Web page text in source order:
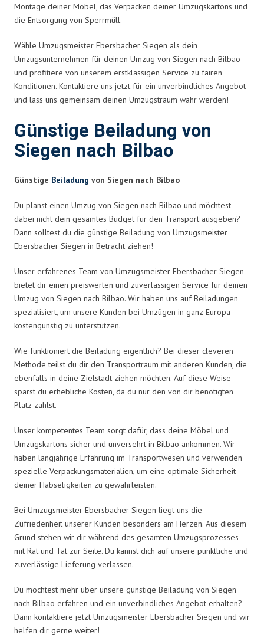
Montage deiner Möbel, das Verpacken deiner Umzugskartons und
die Entsorgung von Sperrmüll.
Wähle Umzugsmeister Ebersbacher Siegen als dein
Umzugsunternehmen für deinen Umzug von Siegen nach Bilbao
und profitiere von unserem erstklassigen Service zu fairen
Konditionen. Kontaktiere uns jetzt für ein unverbindliches Angebot
und lass uns gemeinsam deinen Umzugstraum wahr werden!
Günstige Beiladung von
Siegen nach Bilbao
Günstige Beiladung von Siegen nach Bilbao
Du planst einen Umzug von Siegen nach Bilbao und möchtest
dabei nicht dein gesamtes Budget für den Transport ausgeben?
Dann solltest du die günstige Beiladung von Umzugsmeister
Ebersbacher Siegen in Betracht ziehen!
Unser erfahrenes Team von Umzugsmeister Ebersbacher Siegen
bietet dir einen preiswerten und zuverlässigen Service für deinen
Umzug von Siegen nach Bilbao. Wir haben uns auf Beiladungen
spezialisiert, um unsere Kunden bei Umzügen in ganz Europa
kostengünstig zu unterstützen.
Wie funktioniert die Beiladung eigentlich? Bei dieser cleveren
Methode teilst du dir den Transportraum mit anderen Kunden, die
ebenfalls in deine Zielstadt ziehen möchten. Auf diese Weise
sparst du erhebliche Kosten, da du nur den von dir benötigten
Platz zahlst.
Unser kompetentes Team sorgt dafür, dass deine Möbel und
Umzugskartons sicher und unversehrt in Bilbao ankommen. Wir
haben langjährige Erfahrung im Transportwesen und verwenden
spezielle Verpackungsmaterialien, um eine optimale Sicherheit
deiner Habseligkeiten zu gewährleisten.
Bei Umzugsmeister Ebersbacher Siegen liegt uns die
Zufriedenheit unserer Kunden besonders am Herzen. Aus diesem
Grund stehen wir dir während des gesamten Umzugsprozesses
mit Rat und Tat zur Seite. Du kannst dich auf unsere pünktliche und
zuverlässige Lieferung verlassen.
Du möchtest mehr über unsere günstige Beiladung von Siegen
nach Bilbao erfahren und ein unverbindliches Angebot erhalten?
Dann kontaktiere jetzt Umzugsmeister Ebersbacher Siegen und wir
helfen dir gerne weiter!